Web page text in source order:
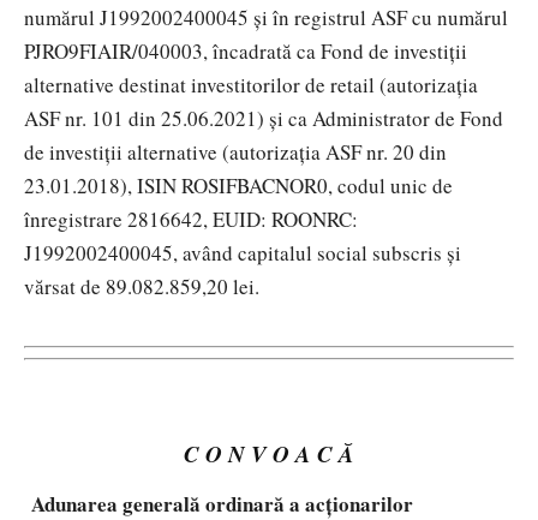
numărul J1992002400045 și în registrul ASF cu numărul
PJRO9FIAIR/040003, încadratăca Fond de investiții
alternative destinat investitorilor de retail (autorizația
ASF nr. 101 din 25.06.2021) și ca Administrator de Fond
de investiții alternative (autorizația ASF nr. 20 din
23.01.2018), ISIN ROSIFBACNOR0, codul unic de
înregistrare 2816642,EUID: ROONRC:
J1992002400045, având capitalul social subscris și
vărsat de 89.082.859,20 lei.
C O N V O A C Ă
Adunarea generală ordinară a acționarilor